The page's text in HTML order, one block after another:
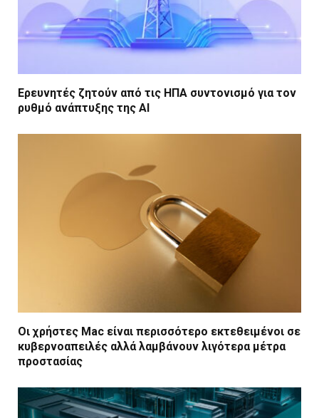
Ερευνητές ζητούν από τις ΗΠΑ συντονισμό για τον
ρυθμό ανάπτυξης της AI
Οι χρήστες Mac είναι περισσότερο εκτεθειμένοι σε
κυβερνοαπειλές αλλά λαμβάνουν λιγότερα μέτρα
προστασίας